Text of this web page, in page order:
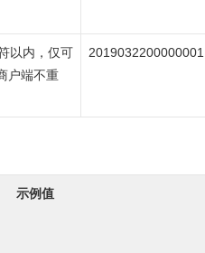
以内，仅可
户端不重
2019032200000001
示例值